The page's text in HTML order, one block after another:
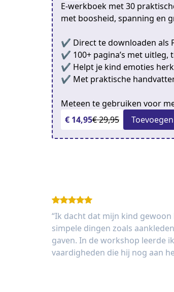
E-werkboek met 30
met boosheid, spanning en
✔ Direct te downloaden als
✔ 100+ pagina’s met uitleg,
✔ Helpt je kind emoties
✔ Met praktische
Meteen te gebruiken voor
€ 14,95€ 29,95 Toevoegen
“Ik dacht dat mijn kind
simpele dingen zoals
gaven. In de workshop leerde
vaardigheden die hij nog aan